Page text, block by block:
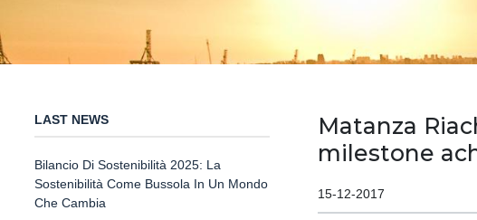
LAST NEWS
Bilancio Di Sostenibilità 2025: La
Sostenibilità Come Bussola In Un Mondo
Che Cambia
Matanza
milestone
15-12-2017